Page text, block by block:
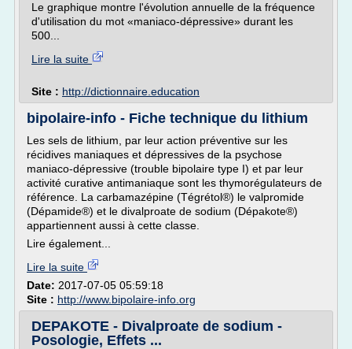
Le graphique montre l'évolution annuelle de la fréquence
d'utilisation du mot «maniaco-dépressive» durant les
500...
Lire la suite
Site : http://dictionnaire.education
bipolaire-info - Fiche technique du lithium
Les sels de lithium, par leur action préventive sur les
récidives maniaques et dépressives de la psychose
maniaco-dépressive (trouble bipolaire type I) et par leur
activité curative antimaniaque sont les thymorégulateurs de
référence. La carbamazépine (Tégrétol®) le valpromide
(Dépamide®) et le divalproate de sodium (Dépakote®)
appartiennent aussi à cette classe.
Lire également...
Lire la suite
Date: 2017-07-05 05:59:18
Site : http://www.bipolaire-info.org
DEPAKOTE - Divalproate de sodium -
Posologie, Effets ...